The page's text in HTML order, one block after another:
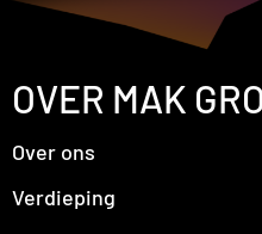
OVER MAK
Over ons
Verdieping